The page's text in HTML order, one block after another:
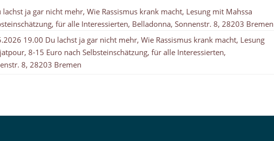
ja gar nicht mehr, Wie Rassismus krank macht, Lesung mit Mahssa
für alle Interessierten, Belladonna, Sonnenstr. 8, 28203 Bremen
19.00 Du lachst ja gar nicht mehr, Wie Rassismus krank macht, Lesung
8-15 Euro nach Selbsteinschätzung, für alle Interessierten,
8, 28203 Bremen